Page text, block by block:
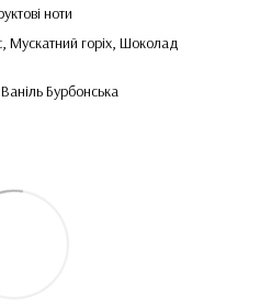
ноти
Мускатний горіх, Шоколад
Бурбонська